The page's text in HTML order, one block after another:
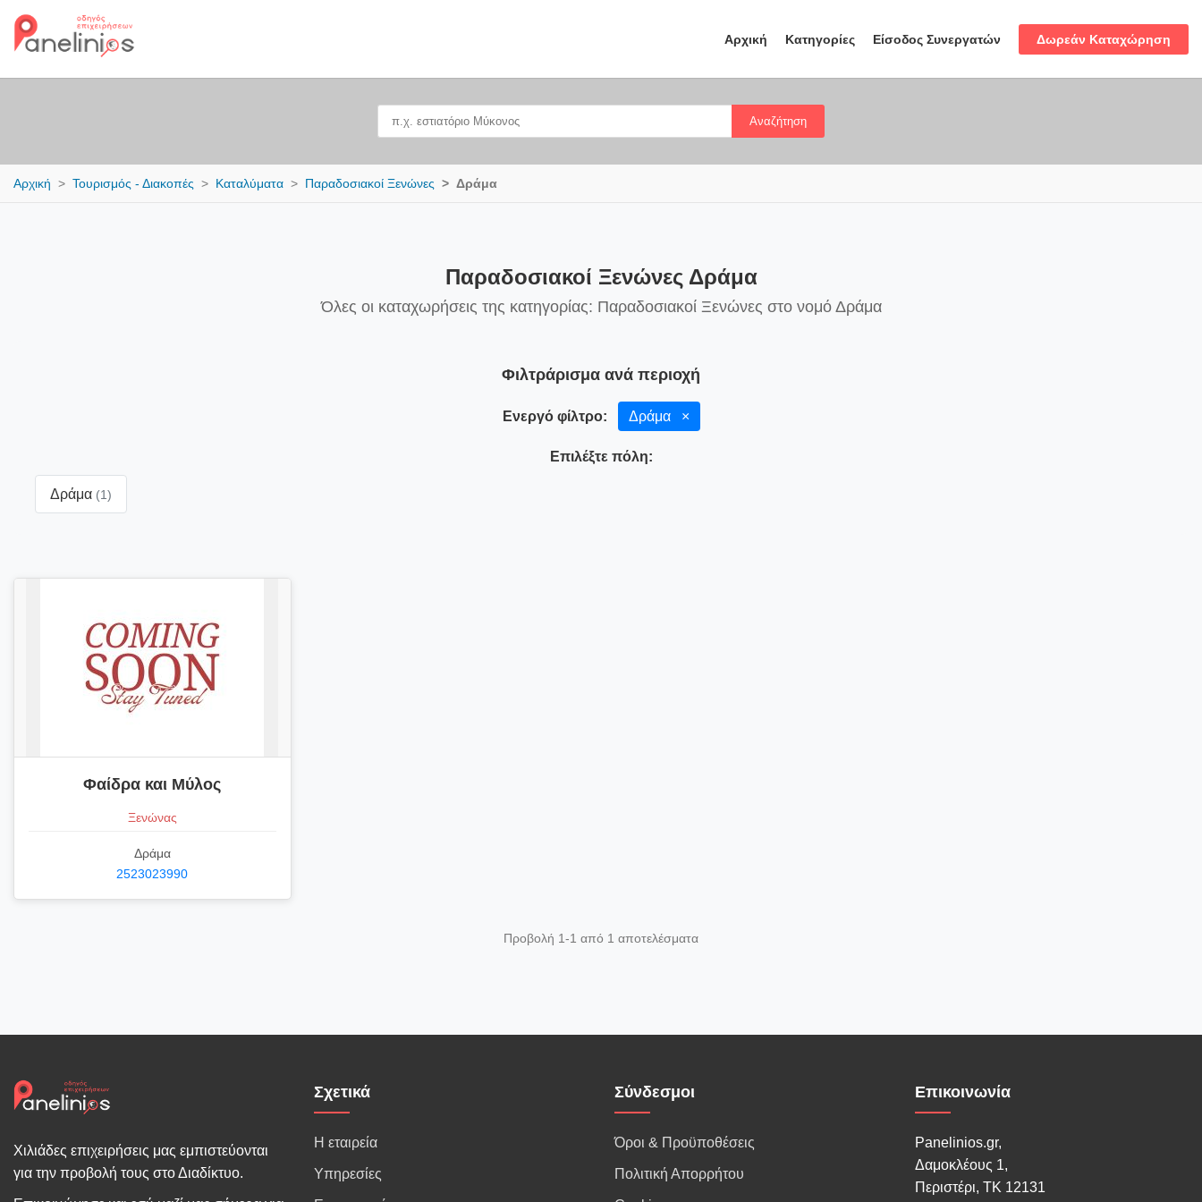
Αρχική Κατηγορίες Είσοδος Συνεργατών Δωρεάν Καταχώρηση
Αναζήτηση
Αρχική Τουρισμός - Διακοπές Καταλύματα Παραδοσιακοί Ξενώνες Δράμα
Παραδοσιακοί Ξενώνες Δράμα
Όλες οι καταχωρήσεις της κατηγορίας: Παραδοσιακοί Ξενώνες στο νομό Δράμα
Φιλτράρισμα ανά περιοχή
Ενεργό φίλτρο: Δράμα ×
Επιλέξτε πόλη:
Δράμα (1)
Φαίδρα και Μύλος
Ξενώνας
Δράμα
2523023990
Προβολή 1-1 από 1 αποτελέσματα
Χιλιάδες επιχειρήσεις μας εμπιστεύονται
για την προβολή τους στο Διαδίκτυο.
Σχετικά
Η εταιρεία
Υπηρεσίες
Σύνδεσμοι
Όροι & Προϋποθέσεις
Πολιτική Απορρήτου
Επικοινωνία
Panelinios.gr,
Δαμοκλέους 1,
Περιστέρι, ΤΚ 12131